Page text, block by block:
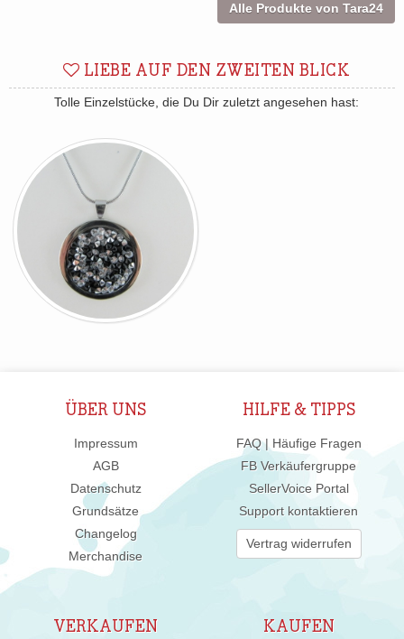
Alle Produkte von Tara24
LIEBE AUF DEN ZWEITEN BLICK
Tolle Einzelstücke, die Du Dir zuletzt angesehen hast:
ÜBER UNS
Impressum
AGB
Datenschutz
Grundsätze
Changelog
Merchandise
HILFE & TIPPS
FAQ | Häufige Fragen
FB Verkäufergruppe
SellerVoice Portal
Support kontaktieren
Vertrag widerrufen
VERKAUFEN KAUFEN